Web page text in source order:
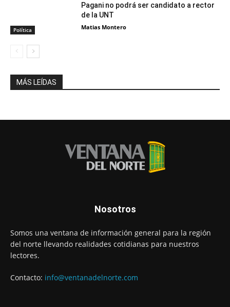
Política
Pagani no podrá ser candidato a rector
de la UNT
Matias Montero
MÁS LEÍDAS
Nosotros
Somos una ventana de información general para la región
del norte llevando realidades cotidianas para nuestros
lectores.
Contacto: info@ventanadelnorte.com